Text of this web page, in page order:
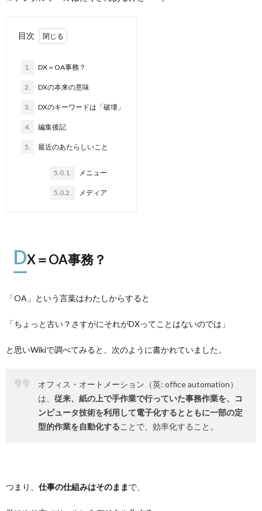
目次
1. DX＝OA事務？
2. DXの本来の意味
3. DXのキーワードは「破壊」
4. 編集後記
5. 最近のあたらしいこと
5.0.1. メニュー
5.0.2. メディア
DX＝OA事務？
「OA」という言葉はわたしからすると
「ちょっと古い？さすがにそれがDXってことはないのでは」
と思いWikiで調べてみると、次のように書かれていました。
オフィス・オートメーション（英: office automation）
は、 従来、紙の上で手作業で行っていた事務作業を、コ
ンピュータ技術を利用して電子化するとともに一部の定
型的作業を自動化することで、効率化すること。
つまり、 仕事の仕組みはそのまま で、